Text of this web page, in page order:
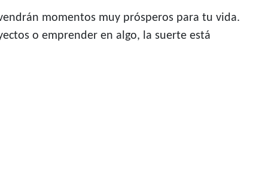
momentos muy prósperos para tu vida.
o emprender en algo, la suerte está